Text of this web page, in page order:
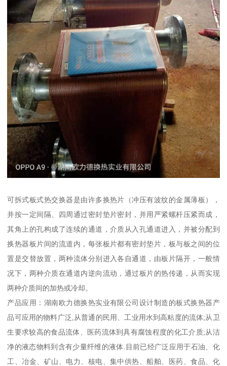
可拆式板式热交换器是由许多换热片（冲压有波纹的金属薄板），
并按一定间隔、四周通过密封垫片密封，并用严紧螺杆压紧而成，
其角上的孔构成了连续的通道，介质从入孔通道进入，并被分配到
换热器板片间的流道内，每张板片都有密封垫片，板与板之间的位
置是交替放置，两种流体分别进入各自通道，由板片隔开，一般情
况下，两种介质在通道内逆向流动，通过板片的热传递，从而实现
两种介质间的加热或冷却。
产品应用：湖南欧力德换热实业有限公司设计制造的板式换热器产
品可应用的物料广泛,从普通的民用、工业用水到高粘度的流体;从卫
生要求较高的食品流体、医药流体到具有腐蚀程度的化工介质;从洁
净的液态物料到含有少量纤维的液体.目前已经广泛应用于石油、化
工、冶金、矿山、电力、核电、集中供热、船舶、医药、食品、化